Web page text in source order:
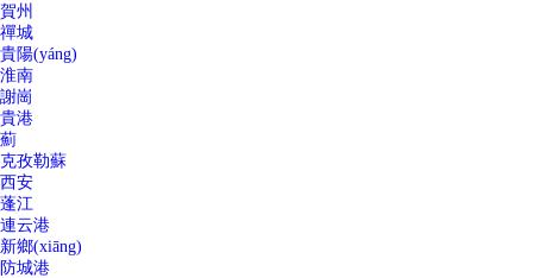
賀州
禪城
貴陽(yáng)
淮南
謝崗
貴港
薊
克孜勒蘇
西安
蓬江
連云港
新鄉(xiāng)
防城港